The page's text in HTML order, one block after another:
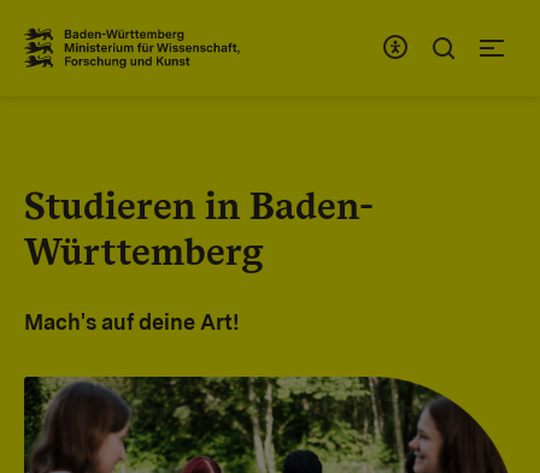
Studieren in Baden-
Württemberg
Mach's auf deine Art!